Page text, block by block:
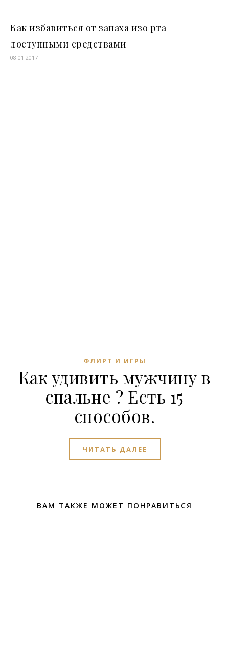
Как избавиться от запаха изо рта
доступными средствами
08.01.2017
ФЛИРТ И ИГРЫ
Как удивить мужчину в
спальне ? Есть 15
способов.
ЧИТАТЬ ДАЛЕЕ
ВАМ ТАКЖЕ МОЖЕТ ПОНРАВИТЬСЯ